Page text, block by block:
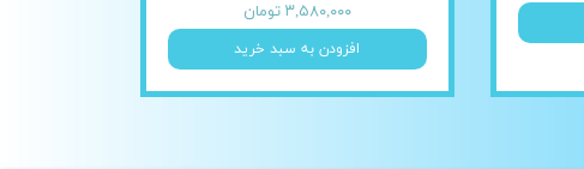
۳,۵۸۰,۰۰۰ تومان
افزودن به سبد خرید